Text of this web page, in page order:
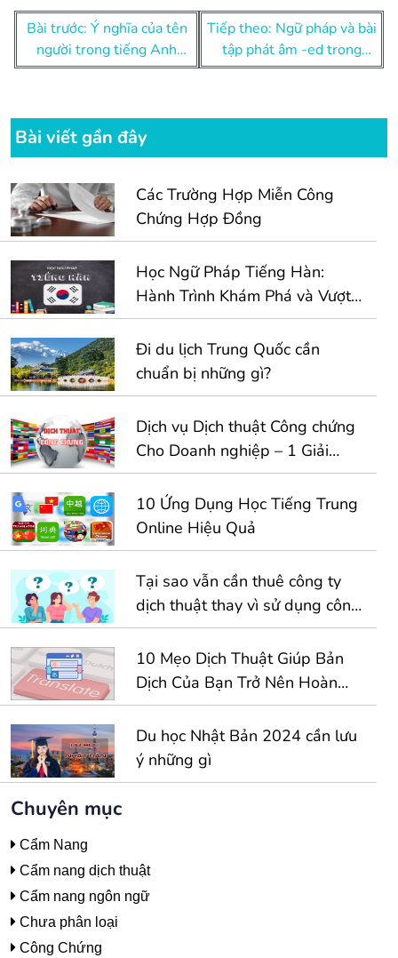
Điều
hướng
bài
Bài trước: Ý nghĩa của tên
người trong tiếng Anh
(phần 4)
Tiếp theo: Ngữ pháp và bài
tập phát âm -ed trong
tiếng Anh chuẩn xác nhất
Bài viết gần đây
Các Trường Hợp Miễn Công
Chứng Hợp Đồng
Học Ngữ Pháp Tiếng Hàn:
Hành Trình Khám Phá và Vượt
Qua Thử Thách
Đi du lịch Trung Quốc cần
chuẩn bị những gì?
Dịch vụ Dịch thuật Công chứng
Cho Doanh nghiệp – 1 Giải
Pháp Toàn Diện Cho Hồ Sơ
Kinh Doanh Quốc Tế
10 Ứng Dụng Học Tiếng Trung
Online Hiệu Quả
Tại sao vẫn cần thuê công ty
dịch thuật thay vì sử dụng công
cụ dịch tự động
10 Mẹo Dịch Thuật Giúp Bản
Dịch Của Bạn Trở Nên Hoàn
Hảo Hơn
Du học Nhật Bản 2024 cần lưu
ý những gì
Chuyên mục
Cẩm Nang
Cẩm nang dịch thuật
Cẩm nang ngôn ngữ
Chưa phân loại
Công Chứng